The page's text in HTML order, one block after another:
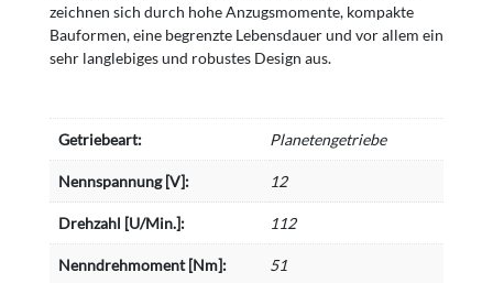
zeichnen sich durch hohe Anzugsmomente, kompakte
Bauformen, eine begrenzte Lebensdauer und vor allem ein
sehr langlebiges und robustes Design aus.
Getriebeart: Planetengetriebe
Nennspannung [V]: 12
Drehzahl [U/Min.]: 112
Nenndrehmoment [Nm]: 51